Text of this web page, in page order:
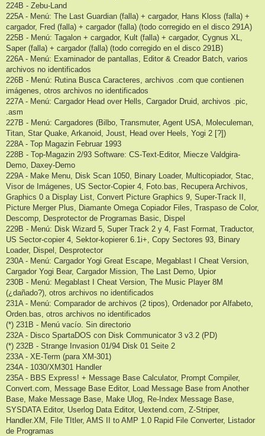
224B - Zebu-Land
225A - Menú: The Last Guardian (falla) + cargador, Hans Kloss (falla) +
cargador, Fred (falla) + cargador (falla) (todo corregido en el disco 291A)
225B - Menú: Tagalon + cargador, Kult (falla) + cargador, Cygnus XL,
Saper (falla) + cargador (falla) (todo corregido en el disco 291B)
226A - Menú: Examinador de pantallas, Editor & Creador Batch, varios
archivos no identificados
226B - Menú: Rutina Busca Caracteres, archivos .com que contienen
imágenes, otros archivos no identificados
227A - Menú: Cargador Head over Hells, Cargador Druid, archivos .pic,
.asm
227B - Menú: Cargadores (Bilbo, Transmuter, Agent USA, Moleculeman,
Titan, Star Quake, Arkanoid, Joust, Head over Heels, Yogi 2 [?])
228A - Top Magazin Februar 1993
228B - Top-Magazin 2/93 Software: CS-Text-Editor, Miecze Valdgira-
Demo, Daxey-Demo
229A - Make Menu, Disk Scan 1050, Binary Loader, Multicopiador, Stac,
Visor de Imágenes, US Sector-Copier 4, Foto.bas, Recupera Archivos,
Graphics 0 a Display List, Convert Picture Graphics 9, Super-Track II,
Picture Merger Plus, Diamante Omega Copiador Files, Traspaso de Color,
Descomp, Desprotector de Programas Basic, Dispel
229B - Menú: Disk Wizard 5, Super Track 2 y 4, Fast Format, Traductor,
US Sector-copier 4, Sektor-kopierer 6.1i+, Copy Sectores 93, Binary
Loader, Dispel, Desprotector
230A - Menú: Cargador Yogi Great Escape, Megablast I Cheat Version,
Cargador Yogi Bear, Cargador Mission, The Last Demo, Upior
230B - Menú: Megablast I Cheat Version, The Music Player 8M
(¿dañado?), otros archivos no identificados
231A - Menú: Comparador de archivos (2 tipos), Ordenador por Alfabeto,
Orden.bas, otros archivos no identificados
(*) 231B - Menú vacío. Sin directorio
232A - Disco SpartaDOS con Disk Communicator 3 v3.2 (PD)
(*) 232B - Strange Invasion 01/94 Disk 01 Seite 2
233A - XE-Term (para XM-301)
234A - 1030/XM301 Handler
235A - BBS Express! + Message Base Calculator, Prompt Compiler,
Convert.com, Message Base Editor, Load Message Base from Another
Base, Make Message Base, Make Ulog, Re-Index Message Base,
SYSDATA Editor, Userlog Data Editor, Uextend.com, Z-Striper,
Handler.XM, File TItler, AMS II to AMP 1.0 Rapid File Converter, Listador
de Programas